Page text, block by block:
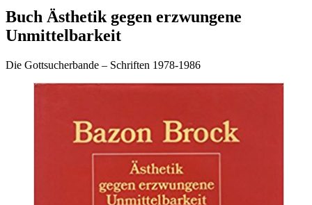
Buch Ästhetik gegen erzwungene
Unmittelbarkeit
Die Gottsucherbande – Schriften 1978-1986